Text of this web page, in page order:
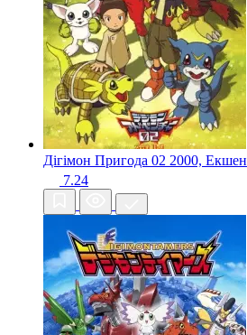
Дігімон Пригода 02 2000, Екшен
7.24